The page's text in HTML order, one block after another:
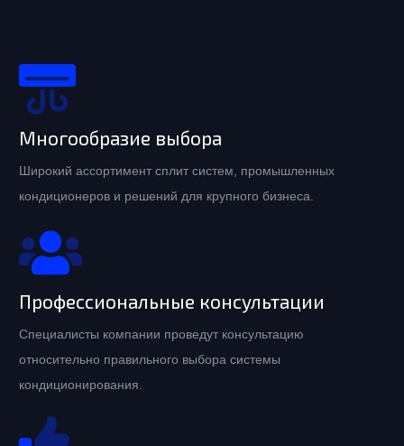
Многообразие выбора
Широкий ассортимент сплит систем, промышленных
кондиционеров и решений для крупного бизнеса.
Профессиональные консультации
Специалисты компании проведут консультацию
относительно правильного выбора системы
кондиционирования.